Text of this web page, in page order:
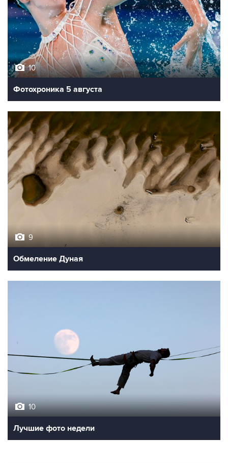
10
Фотохроника 5 августа
9
Обмеление Дуная
10
Лучшие фото недели